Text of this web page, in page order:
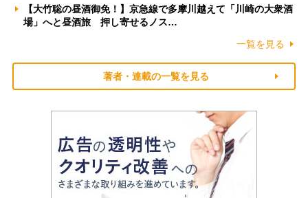
【大竹聡の昼酒御免！】京急線で多摩川越えて「川崎の大衆酒
場」へと昼酒旅 押し寄せるノス…
一覧を見る
著者・連載の一覧を見る